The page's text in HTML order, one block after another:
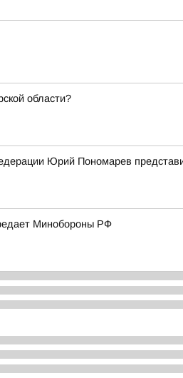
области?
Юрий Пономарев
Минобороны РФ